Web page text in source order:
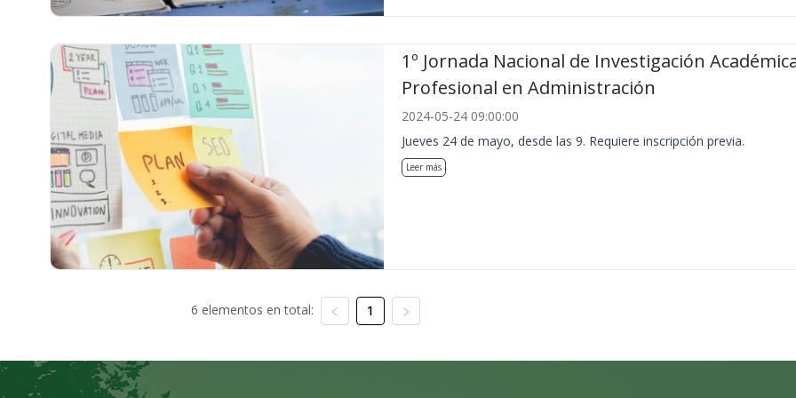
1º Jornada Nacional de Investigación
Profesional en Administración
2024-05-24 09:00:00
Jueves 24 de mayo, desde las 9. Requiere inscripción previa.
Leer más
6 elementos en total: 1